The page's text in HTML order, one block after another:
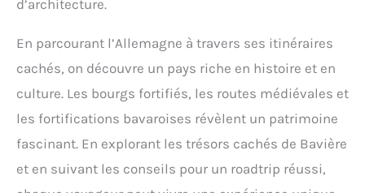
d’architecture.
En parcourant l’Allemagne à travers ses itinéraires
cachés, on découvre un pays riche en histoire et en
culture. Les bourgs fortifiés, les routes médiévales et
les fortifications bavaroises révèlent un patrimoine
fascinant. En explorant les trésors cachés de Bavière
et en suivant les conseils pour un roadtrip réussi,